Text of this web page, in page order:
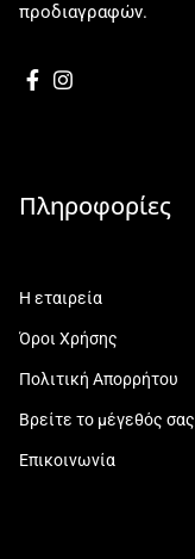
προδιαγραφών.
Πληροφορίες
Η εταιρεία
Όροι Χρήσης
Πολιτική Απορρήτου
Βρείτε το μέγεθός σας
Επικοινωνία